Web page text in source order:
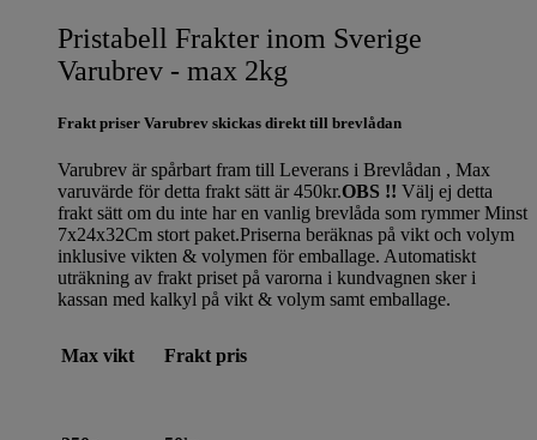
Pristabell Frakter inom Sverige
Varubrev - max 2kg
Frakt priser Varubrev skickas direkt till brevlådan
Varubrev är spårbart fram till Leverans i Brevlådan , Max
varuvärde för detta frakt sätt är 450kr.OBS !! Välj ej detta
frakt sätt om du inte har en vanlig brevlåda som rymmer Minst
7x24x32Cm stort paket.Priserna beräknas på vikt och volym
inklusive vikten & volymen för emballage. Automatiskt
uträkning av frakt priset på varorna i kundvagnen sker i
kassan med kalkyl på vikt & volym samt emballage.
Max vikt Frakt pris